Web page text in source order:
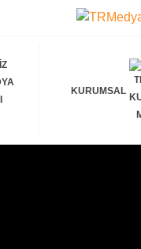
KURUMSAL